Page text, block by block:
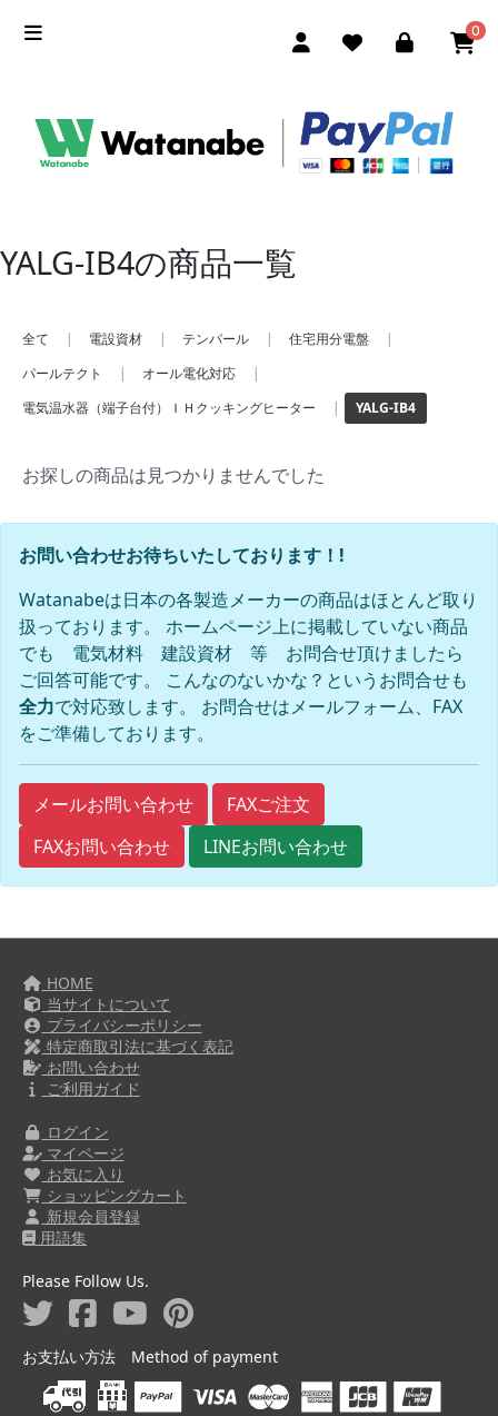
0
YALG-IB4の商品一覧
全て | 電設資材 | テンパール | 住宅用分電盤
|
パールテクト
| オール電化対応
|
電気温水器（端子台付）ＩＨクッキングヒーター
| YALG-IB4
お探しの商品は見つかりませんでした
お問い合わせお待ちいたしております！!
Watanabeは日本の各製造メーカーの商品はほとんど取り
扱っております。 ホームページ上に掲載していない商品
でも 電気材料 建設資材 等 お問合せ頂けましたら
ご回答可能です。 こんなのないかな？というお問合せも
全力で対応致します。 お問合せはメールフォーム、FAX
をご準備しております。
メールお問い合わせ
FAXご注文
FAXお問い合わせ
LINEお問い合わせ
HOME
当サイトについて
プライバシーポリシー
特定商取引法に基づく表記
お問い合わせ
ご利用ガイド
ログイン
マイページ
お気に入り
ショッピングカート
新規会員登録
用語集
Please Follow Us.
お支払い方法 Method of payment